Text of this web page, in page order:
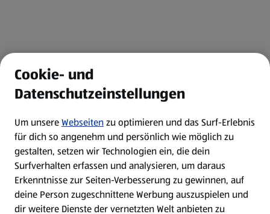
Cookie- und
Datenschutzeinstellungen
Um unsereWebseitenzu optimieren und das Surf-Erlebnis
für dich so angenehm und persönlich wie möglich zu
gestalten, setzen wir Technologien ein, die dein
Surfverhalten erfassen und analysieren, um daraus
Erkenntnisse zur Seiten-Verbesserung zu gewinnen, auf
deine Person zugeschnittene Werbung auszuspielen und
dir weitere Dienste der vernetzten Welt anbieten zu